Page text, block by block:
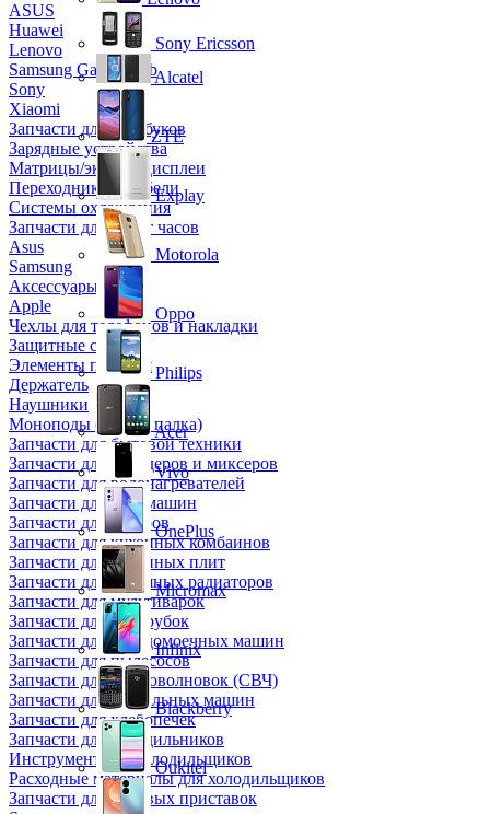
ASUS
Huawei
Lenovo
Samsung Galaxy Tab
Sony
Xiaomi
Запчасти для ноутбуков
Зарядные устройства
Матрицы/экраны/дисплеи
Переходники и кабели
Системы охлаждения
Запчасти для смарт часов
Asus
Samsung
Аксессуары
Apple
Чехлы для телефонов и накладки
Защитные стекла
Элементы питания
Держатель
Наушники
Моноподы (Селфи палка)
Запчасти для бытовой техники
Запчасти для блендеров и миксеров
Запчасти для водонагревателей
Запчасти для кофемашин
Запчасти для кулеров
Запчасти для кухонных комбаинов
Запчасти для кухонных плит
Запчасти для масляных радиаторов
Запчасти для мультиварок
Запчасти для мясорубок
Запчасти для посудомоечных машин
Запчасти для пылесосов
Запчасти для микроволновок (СВЧ)
Запчасти для стиральных машин
Запчасти для хлебопечек
Запчасти для холодильников
Инструмент для холодильщиков
Расходные материалы для холодильщиков
Запчасти для игровых приставок
Sony Ericsson
Alcatel
ZTE
Explay
Motorola
Oppo
Philips
Acer
Vivo
OnePlus
Micromax
Infinix
Blackberry
Oukitel